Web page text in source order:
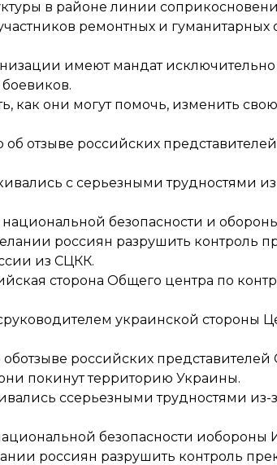
в районе линии
ремонтных и
имеют мандат исключительно
как они могут помочь, изменить
отзыве российских
с серьезными трудностями
безопасности и
россиян разрушить контроль
из СЦКК.
сторона Общего центра по
украинской стороны
оботзыве российских представителей
покинут территорию Украины.
ссерьезными трудностями
безопасности иобороны
россиян разрушить контроль